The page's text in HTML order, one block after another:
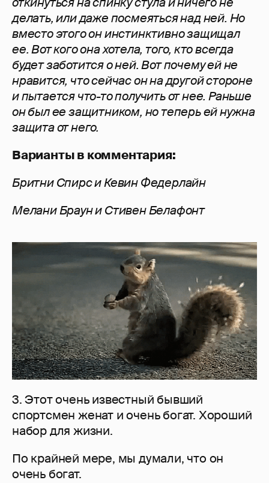
делать, или даже посмеяться над ней. Но
вместо этого он инстинктивно защищал
ее. Вот кого она хотела, того, кто всегда
будетзаботится о ней. Вот почему ей не
нравится, что сейчас он на другой стороне
и пытается что-то получить от нее. Раньше
он был ее защитником, но теперь ей нужна
защита от него.
Варианты в комментария:
Бритни Спирс и Кевин Федерлайн
Мелани Браун и Стивен Белафонт
3. Этот очень известный бывший
спортсмен женат и очень богат. Хороший
набор для жизни.
По крайней мере, мы думали, что он
очень богат.